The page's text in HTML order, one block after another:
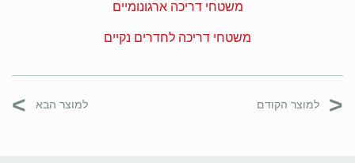
משטחי דריכה ארגונומיים
משטחי דריכה לחדרים נקיים
< למוצר הקודם למוצר הבא >